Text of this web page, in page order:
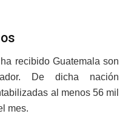
recibido Guatemala son
De dicha nación
al menos 56 mil
mes.